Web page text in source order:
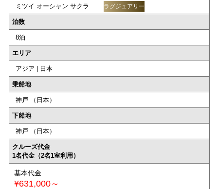
ミツイ オーシャン サクラ ラグジュアリー
泊数
8泊
エリア
アジア | 日本
乗船地
神戸 （日本）
下船地
神戸 （日本）
クルーズ代金
1名代金（2名1室利用）
基本代金
¥631,000～